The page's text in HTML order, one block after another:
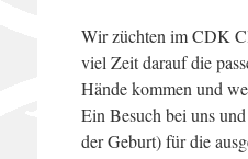
Wir züchten im CDK
viel Zeit darauf die
Hände kommen und
Ein Besuch bei uns
der Geburt) für die